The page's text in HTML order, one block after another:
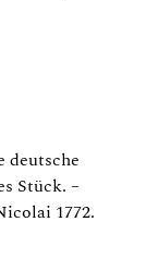
deutsche
Stück. –
1772.